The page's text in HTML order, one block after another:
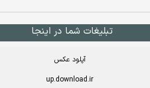
تبلیغات شما در اینجا
آپلود عکس
up.download.ir